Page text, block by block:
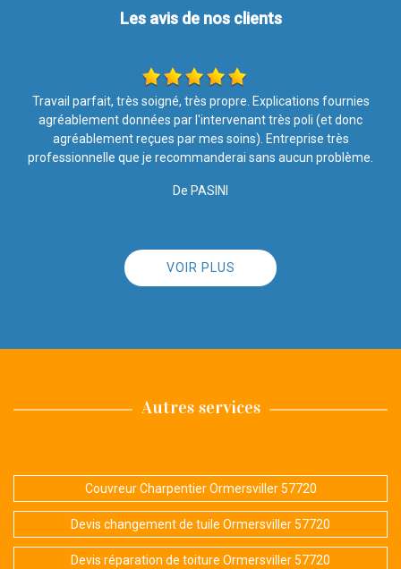
Les avis de nos clients
Travail soigné Très satisfaite de l’entretien de la toiture Équipe
sérieuse
De Brindille57
VOIR PLUS
Autres services
Couvreur Charpentier Ormersviller 57720
Devis changement de tuile Ormersviller 57720
Devis réparation de toiture Ormersviller 57720